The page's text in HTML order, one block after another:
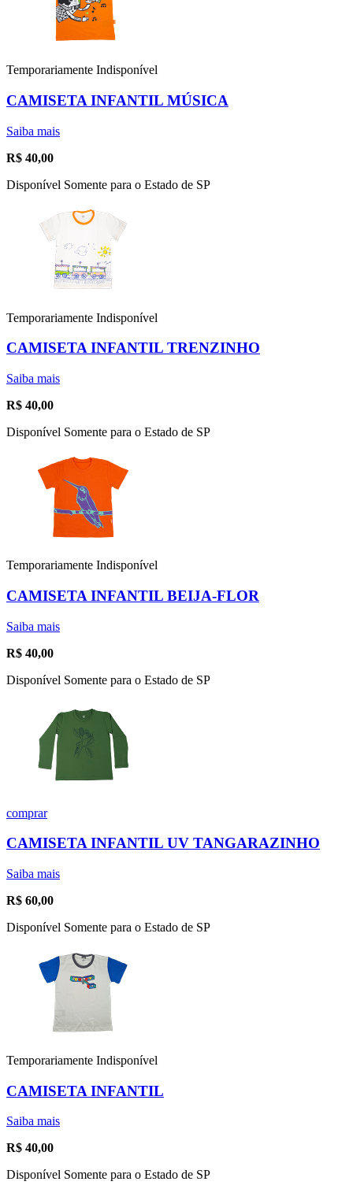
Temporariamente Indisponível
CAMISETA INFANTIL MÚSICA
Saiba mais
R$ 40,00
Disponível Somente para o Estado de SP
Temporariamente Indisponível
CAMISETA INFANTIL TRENZINHO
Saiba mais
R$ 40,00
Disponível Somente para o Estado de SP
Temporariamente Indisponível
CAMISETA INFANTIL BEIJA-FLOR
Saiba mais
R$ 40,00
Disponível Somente para o Estado de SP
comprar
CAMISETA INFANTIL UV TANGARAZINHO
Saiba mais
R$ 60,00
Disponível Somente para o Estado de SP
Temporariamente Indisponível
CAMISETA INFANTIL
Saiba mais
R$ 40,00
Disponível Somente para o Estado de SP